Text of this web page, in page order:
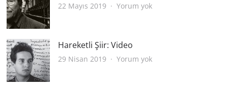
22 Mayıs 2019 Yorum yokOyunun
Hareketli Şiir: Video
29 Nisan 2019 Yorum yokHareketli